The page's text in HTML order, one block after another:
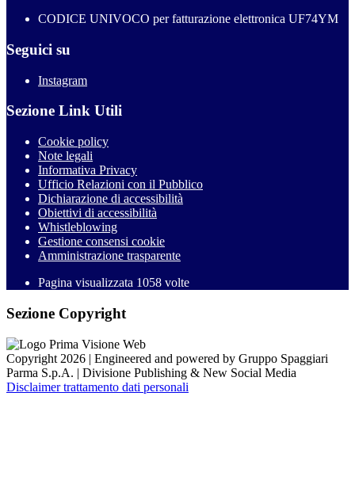
CODICE UNIVOCO per fatturazione elettronica UF74YM
Seguici su
Instagram
Sezione Link Utili
Cookie policy
Note legali
Informativa Privacy
Ufficio Relazioni con il Pubblico
Dichiarazione di accessibilità
Obiettivi di accessibilità
Whistleblowing
Gestione consensi cookie
Amministrazione trasparente
Pagina visualizzata 1058 volte
Sezione Copyright
Copyright 2026 | Engineered and powered by Gruppo Spaggiari
Parma S.p.A. | Divisione Publishing & New Social Media
Disclaimer trattamento dati personali